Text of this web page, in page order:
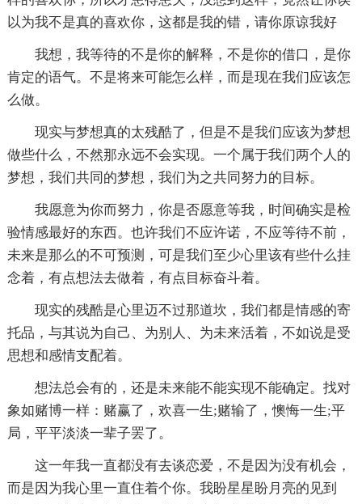
以为我不是真的喜欢你，这都是我的错，请你原谅我好
我想，我等待的不是你的解释，不是你的借口，是你
肯定的语气。不是将来可能怎么样，而是现在我们应该怎
么做。
现实与梦想真的太残酷了，但是不是我们应该为梦想
做些什么，不然那永远不会实现。一个属于我们两个人的
梦想，我们共同的梦想，我们为之共同努力的目标。
我愿意为你而努力，你是否愿意等我，时间确实是检
验情感最好的东西。也许我们不应许诺，不应等待不前，
未来是那么的不可预测，可是我们至少心里该有些什么挂
念着，有点想法去做着，有点目标奋斗着。
现实的残酷是心里迈不过那道坎，我们都是情感的寄
托品，与其说为自己、为别人、为未来活着，不如说是受
思想和感情支配着。
想法总会有的，还是未来能不能实现不能确定。找对
象如赌博一样：赌赢了，欢喜一生;赌输了，懊悔一生;平
局，平平淡淡一辈子罢了。
这一年我一直都没有去谈恋爱，不是因为没有机会，
而是因为我心里一直住着个你。我盼星星盼月亮的见到